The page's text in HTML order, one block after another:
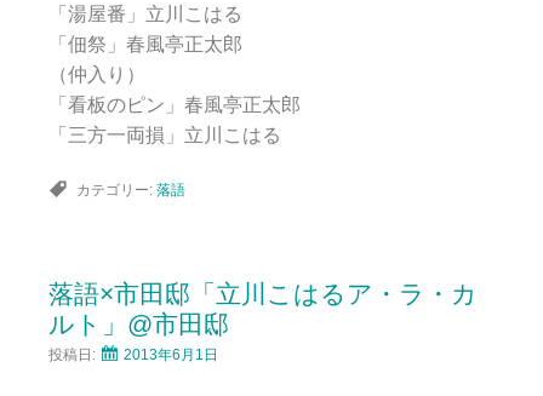
「湯屋番」立川こはる
「佃祭」春風亭正太郎
（仲入り）
「看板のピン」春風亭正太郎
「三方一両損」立川こはる
カテゴリー: 落語
落語×市田邸「立川こはるア・ラ・カ
ルト」@市田邸
投稿日: 2013年6月1日